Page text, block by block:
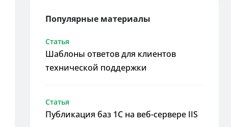
Популярные материалы
Статья
Шаблоны ответов для клиентов
технической поддержки
Статья
Публикация баз 1С на веб-сервере IIS